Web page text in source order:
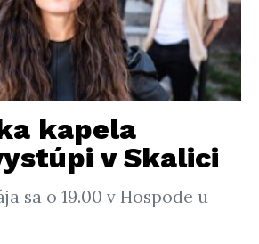
kapela
v Skalici
sa o 19.00 v Hospode u